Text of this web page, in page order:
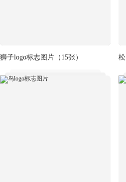
狮子logo标志图片 （15张）